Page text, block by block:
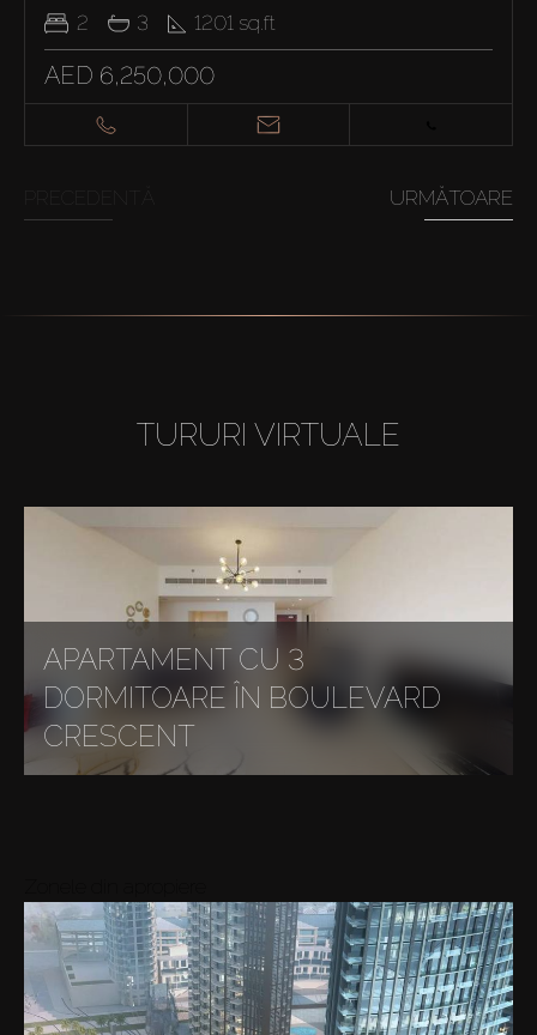
2
3 1201 sq.ft
AED 6,250,000
URMĂTOARE
TURURI VIRTUALE
APARTAMENT CU 3
DORMITOARE ÎN BOULEVARD
CRESCENT